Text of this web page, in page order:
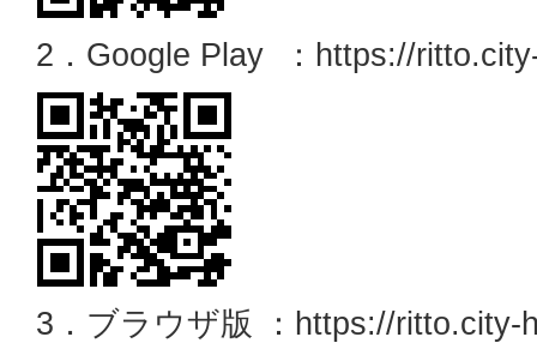
2．Google Play ：https://
3．ブラウザ版 ：https://ritto.city-